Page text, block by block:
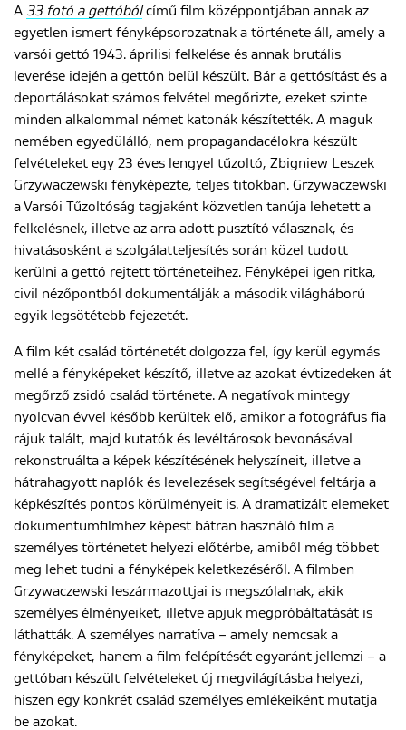
A 33 fotó a gettóbólcímű film középpontjában annak az
egyetlen ismert fényképsorozatnak a története áll, amely a
varsói gettó 1943. áprilisi felkelése és annak brutális
leverése idején a gettón belül készült. Bár a gettósítást és a
deportálásokat számos felvétel megőrizte, ezeket szinte
minden alkalommal német katonák készítették. A maguk
nemében egyedülálló, nem propagandacélokra készült
felvételeket egy 23 éves lengyel tűzoltó, Zbigniew Leszek
Grzywaczewski fényképezte, teljes titokban. Grzywaczewski
a Varsói Tűzoltóság tagjaként közvetlen tanúja lehetett a
felkelésnek, illetve az arra adott pusztító válasznak, és
hivatásosként a szolgálatteljesítés során közel tudott
kerülni a gettó rejtett történeteihez. Fényképei igen ritka,
civil nézőpontból dokumentálják a második világháború
egyik legsötétebb fejezetét.
A film két család történetét dolgozza fel, így kerül egymás
mellé a fényképeket készítő, illetve az azokat évtizedeken át
megőrző zsidó család története. A negatívok mintegy
nyolcvan évvel később kerültek elő, amikor a fotográfus fia
rájuk talált, majd kutatók és levéltárosok bevonásával
rekonstruálta a képek készítésének helyszíneit, illetve a
hátrahagyott naplók és levelezések segítségével feltárja a
képkészítés pontos körülményeit is. A dramatizált elemeket
dokumentumfilmhez képest bátran használó film a
személyes történetet helyezi előtérbe, amiből még többet
meg lehet tudni a fényképek keletkezéséről. A filmben
Grzywaczewski leszármazottjai is megszólalnak, akik
személyes élményeiket, illetve apjuk megpróbáltatását is
láthatták. A személyes narratíva – amely nemcsak a
fényképeket, hanem a film felépítését egyaránt jellemzi – a
gettóban készült felvételeket új megvilágításba helyezi,
hiszen egy konkrét család személyes emlékeiként mutatja
be azokat.